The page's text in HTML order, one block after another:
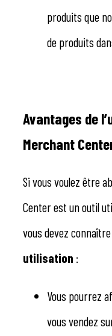
produits que
de produits
Avantages de
Merchant
Si vous voulez être
Center est un outil
vous devez connaître
utilisation :
Vous pourrez
vous vendez